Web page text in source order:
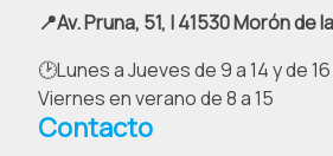
📍Av. Pruna, 51, | 41530 Morón de
🕑Lunes a Jueves de 9 a 14 y de
Viernes en verano de 8 a 15
Contacto